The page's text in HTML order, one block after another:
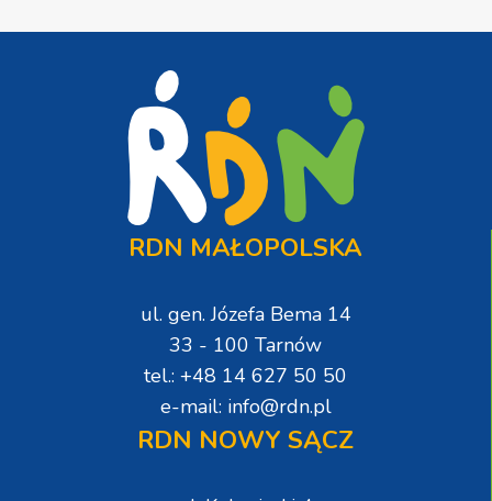
RDN MAŁOPOLSKA
ul. gen. Józefa Bema 14
33 - 100 Tarnów
tel.: +48 14 627 50 50
e-mail: info@rdn.pl
RDN NOWY SĄCZ